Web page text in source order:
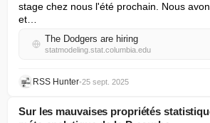
stage chez nous l'été prochain. Nous
et…
The Dodgers are hiring
statmodeling.stat.columbia.edu
RSS Hunter•25 sept. 2025
Sur les mauvaises propriétés